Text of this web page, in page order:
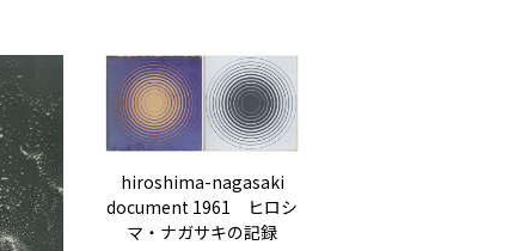
hiroshima-nagasaki
document 1961 ヒロシ
マ・ナガサキの記録